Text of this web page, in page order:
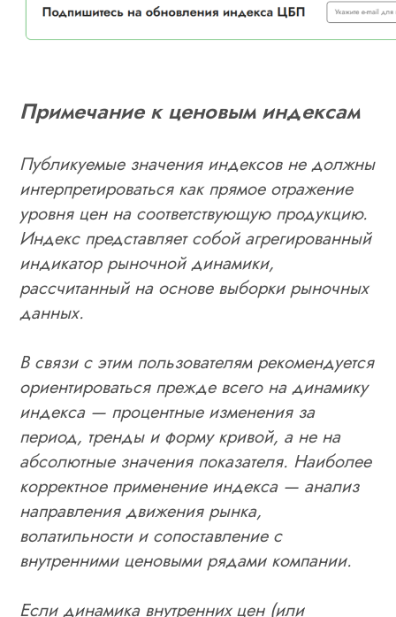
Примечание к ценовым индексам
Публикуемые значения индексов не должны
интерпретироваться как прямое отражение
уровня цен на соответствующую продукцию.
Индекс представляет собой агрегированный
индикатор рыночной динамики,
рассчитанный на основе выборки рыночных
данных.
В связи с этим пользователям рекомендуется
ориентироваться прежде всего на динамику
индекса — процентные изменения за
период, тренды и форму кривой, а не на
абсолютные значения показателя. Наиболее
корректное применение индекса — анализ
направления движения рынка,
волатильности и сопоставление с
внутренними ценовыми рядами компании.
Если динамика внутренних цен (или